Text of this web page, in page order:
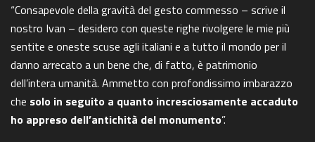
“Consapevole della gravità del gesto commesso – scrive il
nostro Ivan – desidero con queste righe rivolgere le mie più
sentite e oneste scuse agli italiani e a tutto il mondo per il
danno arrecato a un bene che, di fatto, è patrimonio
dell’intera umanità. Ammetto con profondissimo imbarazzo
che solo in seguito a quanto incresciosamente accaduto
ho appreso dell’antichità del monumento”.